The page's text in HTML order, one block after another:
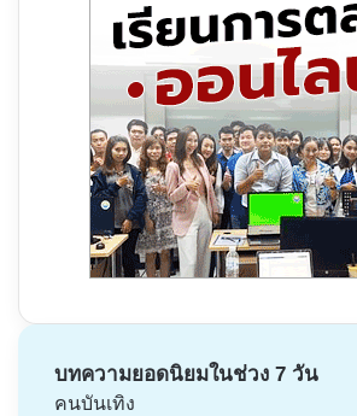
บทความยอดนิยมในช่วง 7 วัน
คนบันเทิง